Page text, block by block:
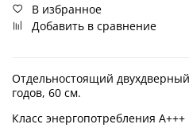
В избранное
Добавить в сравнение
Отдельностоящий
годов, 60 см.
Класс энергопотребления